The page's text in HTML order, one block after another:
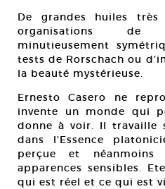
De grandes huiles
organisations de
minutieusement
tests de Rorschach ou
la beauté mystérieuse.
Ernesto Casero ne
invente un monde qui
donne à voir. Il travaille
dans l’Essence
perçue et
apparences sensibles.
qui est réel et ce qui est